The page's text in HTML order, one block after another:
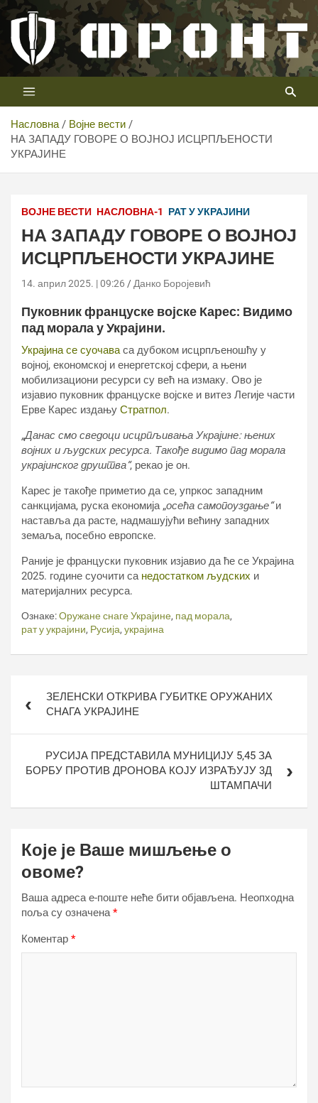
Скип
цонтент
Телевизија ФРОНТ
Први војни канал у Србији
Насловна
Војне вести
НА ЗАПАДУ ГОВОРЕ О ВОЈНОЈ ИСЦРПЉЕНОСТИ
УКРАЈИНЕ
ВОЈНЕ ВЕСТИ НАСЛОВНА-1 РАТ У УКРАЈИНИ
НА ЗАПАДУ ГОВОРЕ О ВОЈНОЈ
ИСЦРПЉЕНОСТИ УКРАЈИНЕ
14. април 2025. | 09:26 Данко Боројевић
Пуковник француске војске Карес: ​​Видимо
пад морала у Украјини.
Украјина се суочаваса дубоком исцрпљеношћу у
војној, економској и енергетској сфери, а њени
мобилизациони ресурси су већ на измаку. Ово је
изјавио пуковник француске војске и витез Легије части
Ерве Карес издању Стратпол.
„Данас смо сведоци исцрпљивања Украјине: њених
војних и људских ресурса. Такође видимо пад морала
украјинског друштва“, рекао је он.
Карес је такође приметио да се, упркос западним
санкцијама, руска економија „осећа самопоуздање“и
наставља да расте, надмашујући већину западних
земаља, посебно европске.
Раније је француски пуковник изјавио да ће се Украјина
2025. године суочити са недостатком људских и
материјалних ресурса.
Ознаке:Оружане снаге Украјине, пад морала,
рат у украјини, Русија, украјина
чланкаЗЕЛЕНСКИ ОТКРИВА ГУБИТКЕ ОРУЖАНИХ
СНАГА УКРАЈИНЕ
РУСИЈА ПРЕДСТАВИЛА МУНИЦИЈУ 5,45 ЗА
БОРБУ ПРОТИВ ДРОНОВА КОЈУ ИЗРАЂУЈУ 3Д
ШТАМПАЧИ
Које је Ваше мишљење о
овоме?
Ваша адреса е-поште неће бити објављена. Неопходна
поља су означена*
Коментар *